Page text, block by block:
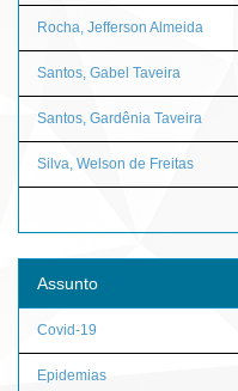
Rocha, Jefferson Almeida
Santos, Gabel Taveira
Santos, Gardênia Taveira
Silva, Welson de Freitas
Assunto
Covid-19
Epidemias